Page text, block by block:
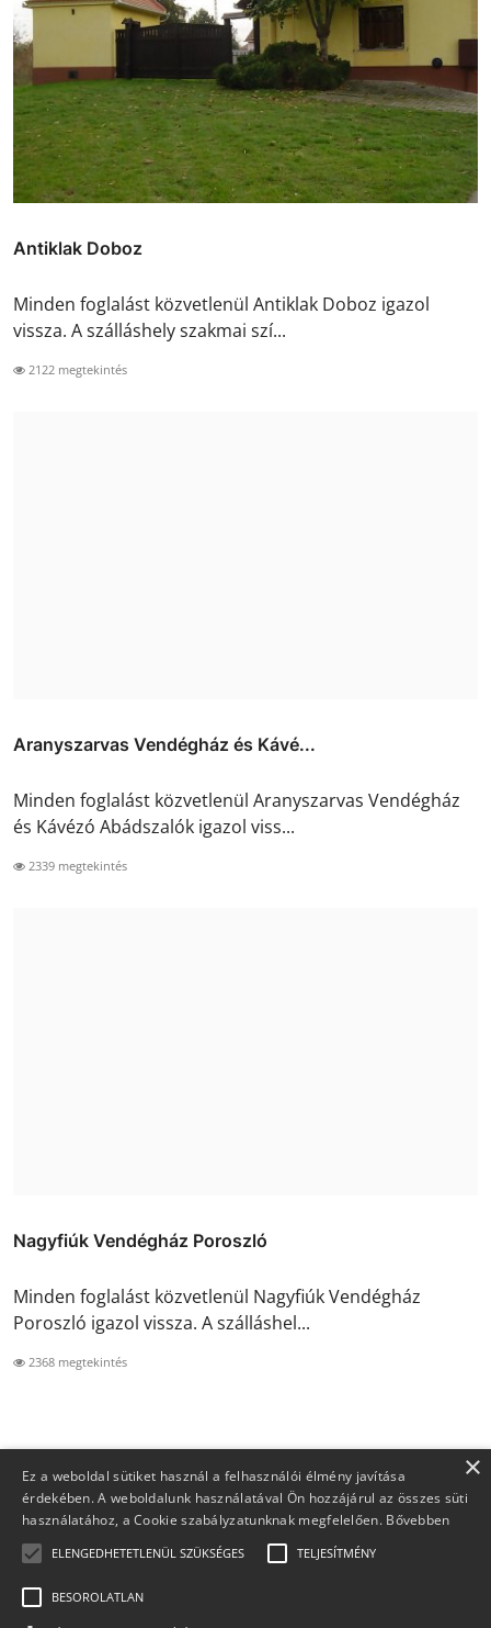
Antiklak Doboz
Minden foglalást közvetlenül Antiklak Doboz igazol
vissza. A szálláshely szakmai szí...
2122 megtekintés
Aranyszarvas Vendégház és Kávé...
Minden foglalást közvetlenül Aranyszarvas Vendégház
és Kávézó Abádszalók igazol viss...
2339 megtekintés
Nagyfiúk Vendégház Poroszló
Minden foglalást közvetlenül Nagyfiúk Vendégház
Poroszló igazol vissza. A szálláshel...
2368 megtekintés
Copyright 2026 Foglaljma.hu - Minden jog fenntartva.
×
Ez a weboldal sütiket használ a felhasználói élmény javítása
érdekében. A weboldalunk használatával Ön hozzájárul az összes süti
használatához, a Cookie szabályzatunknak megfelelően. Bővebben
ELENGEDHETETLENÜL SZÜKSÉGES TELJESÍTMÉNY
BESOROLATLAN